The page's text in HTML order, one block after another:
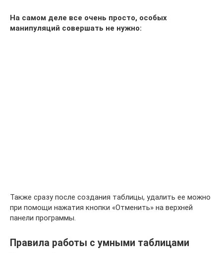
На самом деле все очень просто, особых
манипуляций совершать не нужно:
Также сразу после создания таблицы, удалить ее можно
при помощи нажатия кнопки «Отменить» на верхней
панели программы.
Правила работы с умными таблицами